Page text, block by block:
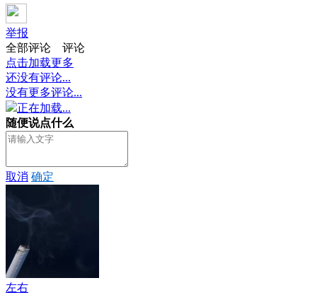
举报
全部评论
评论
点击加载更多
还没有评论...
没有更多评论...
正在加载...
随便说点什么
取消 确定
左右